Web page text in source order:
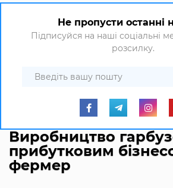
Не пропусти останні
Підписуйся на наші соціальні
розсилку.
Виробництво
прибутковим
фермер